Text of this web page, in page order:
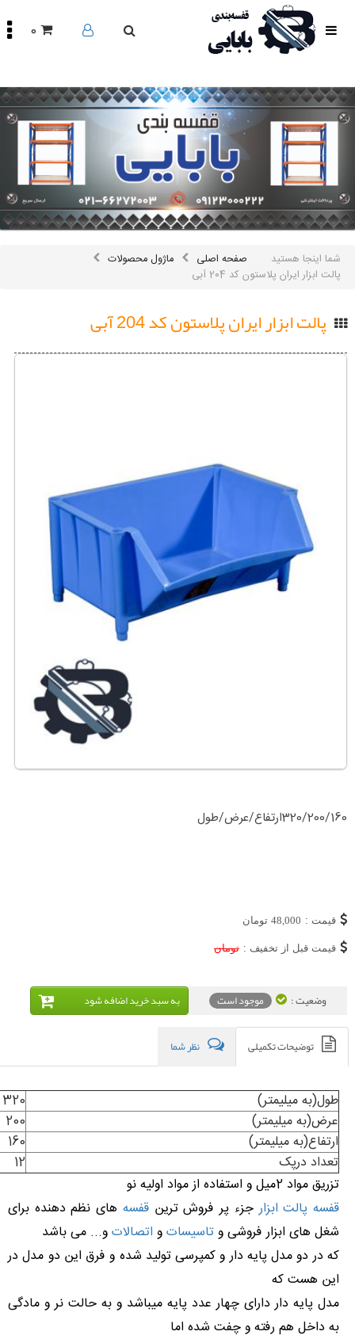
محصولات
مقالات
درباره
تماس
باما
اینستاگرام
سایر
لینک
ها
0
شما اینجا هستید صفحه اصلی
ماژول محصولات
پالت ابزار ایران پلاستون کد 204 آبی
پالت ابزار ایران پلاستون کد 204 آبی
320/200/160ارتفاع/عرض/طول
قیمت : 48,000 تومان
قیمت قبل از تخفیف : تومان
وضعیت : موجود است به سبد خريد اضافه شود
توضیحات تکمیلی نظر شما
طول(به میلیمتر)
320
عرض(به میلیمتر)
200
ارتفاع(به میلیمتر)
160
تعداد درپک
12
تزریق مواد 2میل و استفاده از مواد اولیه نو
قفسه پالت ابزارجزء پر فروش ترینقفسه های نظم دهنده برای
شغل های ابزار فروشی و تاسیسات و اتصالات و... می باشد
که در دو مدل پایه دار و کمپرسی تولید شده و فرق این دو مدل در
این هست که
مدل پایه دار دارای چهار عدد پایه میباشد و به حالت نر و مادگی
به داخل هم رفته و چفت شده اما